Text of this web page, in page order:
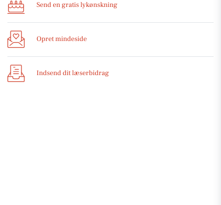
Send en gratis lykønskning
Opret mindeside
Indsend dit læserbidrag